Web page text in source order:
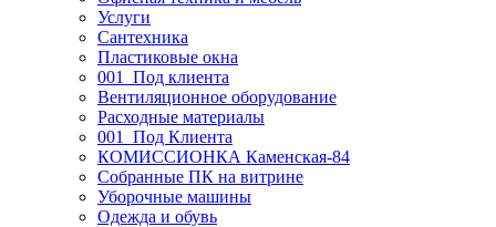
Услуги
Сантехника
Пластиковые окна
001_Под клиента
Вентиляционное оборудование
Расходные материалы
001_Под Клиента
КОМИССИОНКА Каменская-84
Собранные ПК на витрине
Уборочные машины
Одежда и обувь